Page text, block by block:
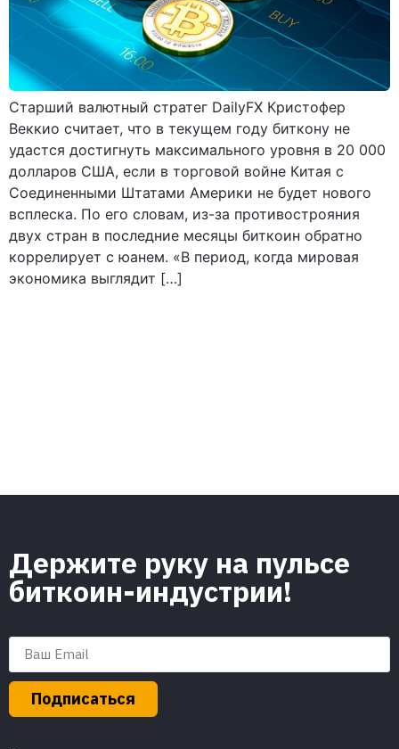
Старший валютный стратег DailyFX Кристофер
Веккио считает, что в текущем году биткону не
удастся достигнуть максимального уровня в 20 000
долларов США, если в торговой войне Китая с
Соединенными Штатами Америки не будет нового
всплеска. По его словам, из-за противострояния
двух стран в последние месяцы биткоин обратно
коррелирует с юанем. «В период, когда мировая
экономика выглядит […]
Держите руку на пульсе
биткоин-индустрии!
Подписаться